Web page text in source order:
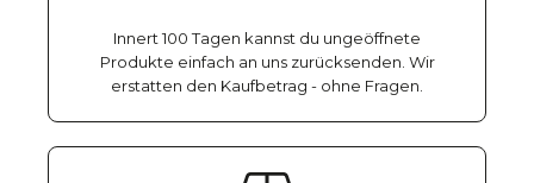
Innert 100 Tagen kannst du ungeöffnete
Produkte einfach an uns zurücksenden. Wir
erstatten den Kaufbetrag - ohne Fragen.